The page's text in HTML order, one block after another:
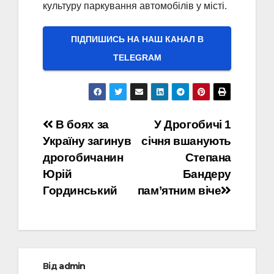
культуру паркування автомобілів у місті.
ПІДПИШИСЬ НА НАШ КАНАЛ В
ТELEGRAM
Навігація
записів
У Дрогобичі 1
січня вшанують
Степана
Бандеру
пам’ятним віче
В боях за
Україну загинув
дрогобичанин
Юрій
Гординський
Відadmin